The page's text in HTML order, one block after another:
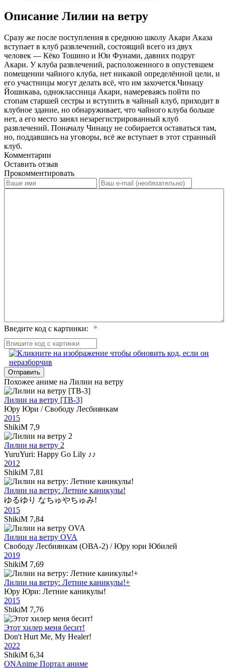
Описание Лилии на ветру
Сразу же после поступления в среднюю школу Акари Аказа
вступает в клуб развлечений, состоящий всего из двух
человек — Кёко Тошино и Юи Фунами, давних подруг
Акари. У клуба развлечений, расположенного в опустевшем
помещении чайного клуба, нет никакой определённой цели, и
его участницы могут делать всё, что им захочется.Чинацу
Йошикава, одноклассница Акари, намереваясь пойти по
стопам старшей сестры и вступить в чайный клуб, приходит в
клубное здание, но обнаруживает, что чайного клуба больше
нет, а его место занял незарегистрированный клуб
развлечений. Поначалу Чинацу не собирается оставаться там,
но, поддавшись на уговоры, всё же вступает в этот странный
клуб.
Комментарии
Оставить отзыв
Прокомментировать
Введите код с картинки:
Отправить
Похожее аниме на Лилии на ветру
Лилии на ветру [ТВ-3]
Юру Юри / Cвободу Лесбиянкам
2015
ShikiM 7,9
Лилии на ветру 2
YuruYuri: Happy Go Lily ♪♪
2012
ShikiM 7,81
Лилии на ветру: Летние каникулы!
ゆるゆり なちゅやちゅみ!
2015
ShikiM 7,84
Лилии на ветру OVA
Свободу Лесбиянкам (ОВА-2) / Юру юри Юбилей
2019
ShikiM 7,69
Лилии на ветру: Летние каникулы!+
Юру Юри: Летние каникулы!
2015
ShikiM 7,76
Этот хилер меня бесит!
Don't Hurt Me, My Healer!
2022
ShikiM 6,34
ONAnime Портал аниме